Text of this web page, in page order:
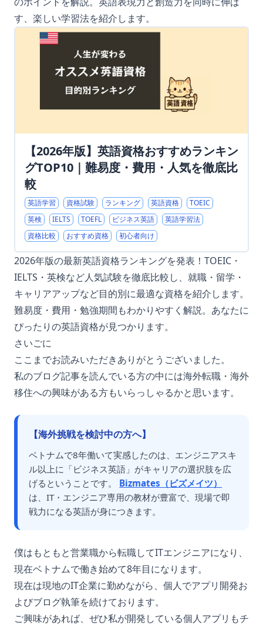
す、楽しい学習法を紹介します。
【2026年版】英語資格おすすめランキン
グTOP10｜難易度・費用・人気を徹底比
較
英語学習 資格試験 ランキング 英語資格
TOEIC
英検
IELTS TOEFL ビジネス英語
英語学習法
資格比較
おすすめ資格 初心者向け
2026年版の最新英語資格ランキングを発表！TOEIC・
IELTS・英検など人気試験を徹底比較し、就職・留学・
キャリアアップなど目的別に最適な資格を紹介します。
難易度・費用・勉強期間もわかりやすく解説。あなたに
ぴったりの英語資格が見つかります。
さいごに
ここまでお読みいただきありがとうございました。
私のブログ記事を読んでいる方の中には海外転職・海外
移住への興味がある方もいらっしゃるかと思います。
【海外挑戦を検討中の方へ】
ベトナムで8年働いて実感したのは、エンジニアスキ
ル以上に「ビジネス英語」がキャリアの選択肢を広
げるということです。 Bizmates（ビズメイツ）
は、IT・エンジニア専用の教材が豊富で、現場で即
戦力になる英語が身につきます。
僕はもともと営業職から転職してITエンジニアになり、
現在ベトナムで働き始めて8年目になります。
現在は現地のIT企業に勤めながら、個人でアプリ開発お
よびブログ執筆を続けております。
ご興味があれば、ぜひ私が開発している個人アプリもチ